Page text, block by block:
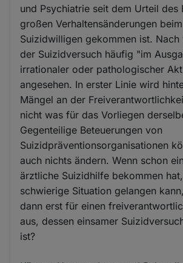
und Psychiatrie seit dem Urteil des
großen Verhaltensänderungen
Suizidwilligen gekommen ist.
der Suizidversuch häufig "im
irrationaler oder pathologischer
angesehen. In erster Linie wird
Mängel an der
nicht was für das Vorliegen
Gegenteilige Beteuerungen von
Suizidpräventionsorganisationen
auch nichts ändern. Wenn schon
ärztliche Suizidhilfe bekommen
schwierige Situation gelangen
dann erst für einen
aus, dessen einsamer
ist?